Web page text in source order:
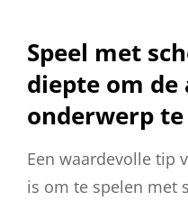
Speel met
diepte om de
onderwerp
Een waardevolle tip
is om te spelen met